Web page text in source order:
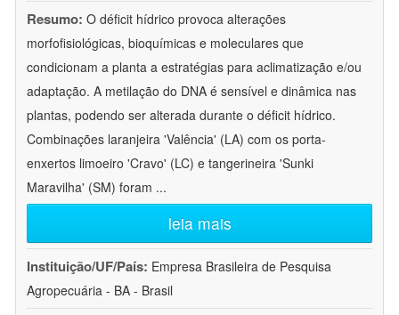
Resumo: O déficit hídrico provoca alterações
morfofisiológicas, bioquímicas e moleculares que
condicionam a planta a estratégias para aclimatização e/ou
adaptação. A metilação do DNA é sensível e dinâmica nas
plantas, podendo ser alterada durante o déficit hídrico.
Combinações laranjeira 'Valência' (LA) com os porta-
enxertos limoeiro 'Cravo' (LC) e tangerineira 'Sunki
Maravilha' (SM) foram ...
leia mais
Instituição/UF/País: Empresa Brasileira de Pesquisa
Agropecuária - BA - Brasil